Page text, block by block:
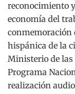
reconocimiento
economía del
conmemoración
hispánica de la
Ministerio de las
Programa
realización